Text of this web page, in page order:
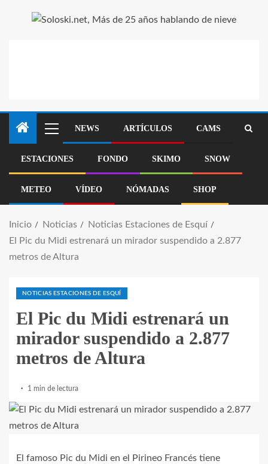
NEWS ARTÍCULOS CAMS
ESTACIONES FONDO SKIMO SNOW
METEO VÍDEO NÓMADAS SHOP
Inicio Noticias
Noticias Estaciones de Esquí
El Pic du Midi estrenará un mirador suspendido a 2.877
metros de Altura
NOTICIAS ESTACIONES DE ESQUÍ
El Pic du Midi estrenará un
mirador suspendido a 2.877
metros de Altura
1 min de lectura
El famoso Pic du Midi en el Pirineo Francés tiene